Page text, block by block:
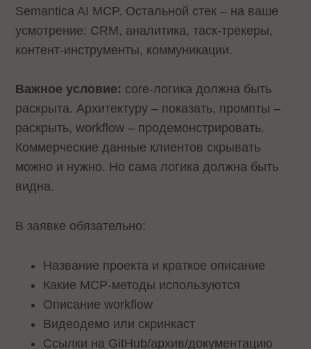
Semantica AI MCP. Остальной стек – на ваше
усмотрение: CRM, аналитика, таск-трекеры,
контент-инструменты, коммуникации.
Важное условие: core-логика должна быть
раскрыта. Архитектуру – показать, промпты –
раскрыть, workflow – продемонстрировать.
Коммерческие данные клиентов скрывать
можно и нужно. Но сама логика должна быть
видна.
В заявке обязательно:
Название проекта и краткое описание
Какие MCP-методы используются
Описание workflow
Видеодемо или скринкаст
Ссылки на GitHub/архив/документацию